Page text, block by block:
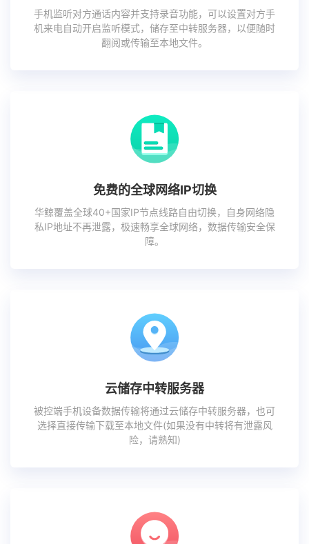
手机监听对方通话内容并支持录音功能，可以设置对方手
机来电自动开启监听模式，储存至中转服务器，以便随时
翻阅或传输至本地文件。
免费的全球网络IP切换
华鲸覆盖全球40+国家IP节点线路自由切换，自身网络隐
私IP地址不再泄露，极速畅享全球网络，数据传输安全保
障。
云储存中转服务器
被控端手机设备数据传输将通过云储存中转服务器，也可
选择直接传输下载至本地文件(如果没有中转将有泄露风
险，请熟知)